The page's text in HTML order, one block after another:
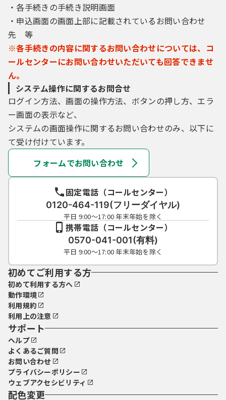
・各手続きの手続き説明画面
・申込画面の画面上部に記載されているお問い合わせ
先 等
※各手続きの内容に関するお問い合わせについては、コ
ールセンターにお問い合わせいただいても回答できませ
ん。
システム操作に関するお問合せ
ログイン方法、画面の操作方法、ボタンの押し方、エラ
ー画面の表示など、
システムの画面操作に関するお問い合わせのみ、以下に
て受け付けています。
フォームでお問い合わせ
固定電話（コールセンター）
0120-464-119(フリーダイヤル)
平日 9:00～17:00 年末年始を除く
携帯電話（コールセンター）
0570-041-001(有料)
平日 9:00～17:00 年末年始を除く
初めてご利用する方
初めて利用する方へ
動作環境
利用規約
利用上の注意
サポート
ヘルプ
よくあるご質問
お問い合わせ
プライバシーポリシー
ウェブアクセシビリティ
配色変更